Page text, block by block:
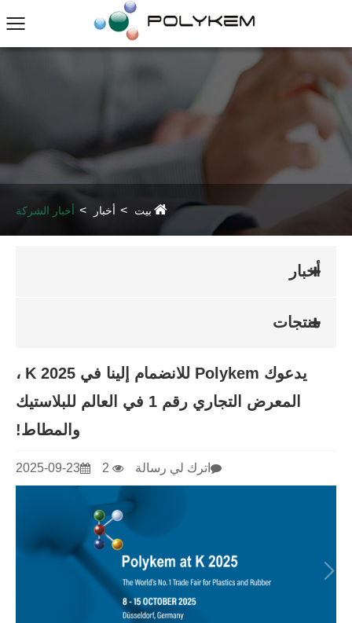
بيت أخبار أخبار الشركة
أخبار
منتجات
يدعوك Polykem للانضمام إلينا في K 2025 ،
المعرض التجاري رقم 1 في العالم للبلاستيك
والمطاط!
2025-09-23 اترك لي رسالة